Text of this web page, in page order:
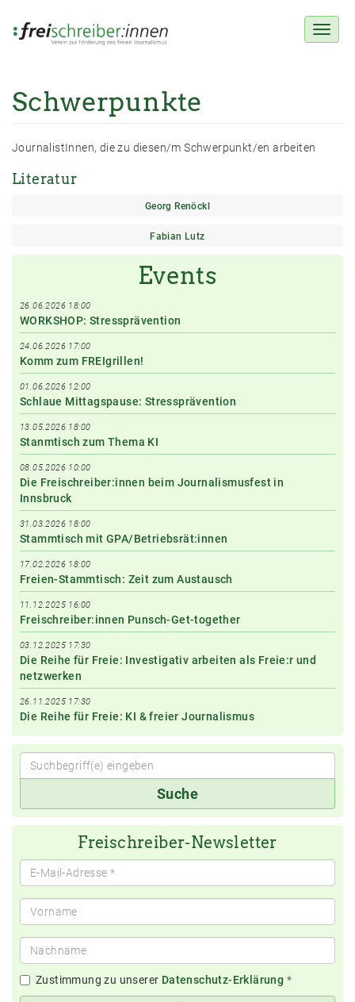
Direkt
zum
Toggle
Schwerpunkte
JournalistInnen, die zu diesen/m Schwerpunkt/en arbeiten
Literatur
Georg Renöckl
Fabian Lutz
Events
26.06.2026 18:00
WORKSHOP: Stressprävention
24.06.2026 17:00
Komm zum FREIgrillen!
01.06.2026 12:00
Schlaue Mittagspause: Stressprävention
13.05.2026 18:00
Stanmtisch zum Thema KI
08.05.2026 10:00
Die Freischreiber:innen beim Journalismusfest in
Innsbruck
31.03.2026 18:00
Stammtisch mit GPA/Betriebsrät:innen
17.02.2026 18:00
Freien-Stammtisch: Zeit zum Austausch
11.12.2025 16:00
Freischreiber:innen Punsch-Get-together
03.12.2025 17:30
Die Reihe für Freie: Investigativ arbeiten als Freie:r und
netzwerken
26.11.2025 17:30
Die Reihe für Freie: KI & freier Journalismus
Suche
Freischreiber-Newsletter
Zustimmung zu unserer Datenschutz-Erklärung *